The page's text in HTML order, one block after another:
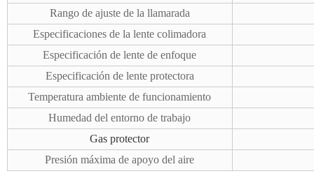
Rango de ajuste de la llamarada
Especificaciones de la lente colimadora
Especificación de lente de enfoque
Especificación de lente protectora
Temperatura ambiente de funcionamiento
Humedad del entorno de trabajo
Gas protector
Presión máxima de apoyo del aire